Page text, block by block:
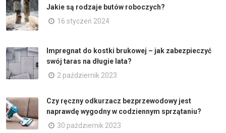
Jakie są rodzaje butów roboczych?
16 styczeń 2024
Impregnat do kostki brukowej – jak zabezpieczyć
swój taras na długie lata?
2 październik 2023
Czy ręczny odkurzacz bezprzewodowy jest
naprawdę wygodny w codziennym sprzątaniu?
30 październik 2023